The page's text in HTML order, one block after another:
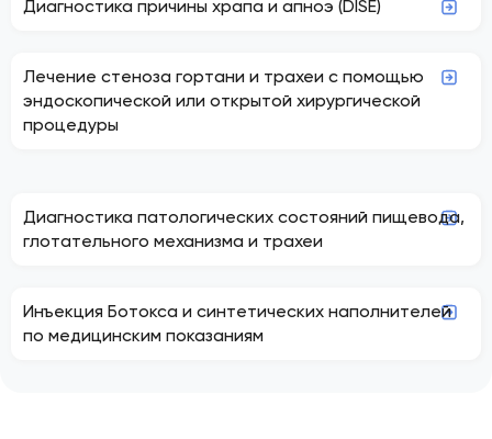
Диагностика причины храпа и апноэ (DISE)
Лечение стеноза гортани и трахеи с помощью
эндоскопической или открытой хирургической
процедуры
Диагностика патологических состояний пищевода,
глотательного механизма и трахеи
Инъекция Ботокса и синтетических наполнителей
по медицинским показаниям